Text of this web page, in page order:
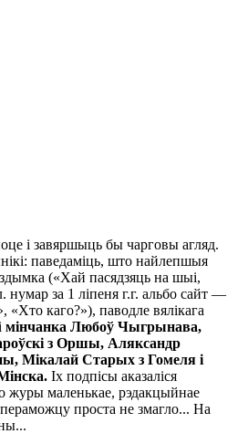
і завяршыць бы чарговы агляд.
паведаміць, што найлепшыя
(«Хай пасядзяць на шыі,
за 1 ліпеня г.г. альбо сайт —
«Хто каго?»), паводле вялікага
мінчанка Любоў Чыгрынава,
з Оршы, Аляксандр
Мікалай Старых з Гомеля і
Іх подпісы аказаліся
журы маленькае, рэдакцыйнае
пераможцу проста не змагло... На